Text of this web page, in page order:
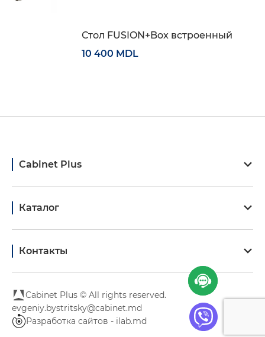
Стол FUSION+Box встроенный
10 400 MDL
Cabinet Plus
Каталог
Контакты
Cabinet Plus © All rights reserved.
evgeniy.bystritsky@cabinet.md
Разработка сайтов - ilab.md